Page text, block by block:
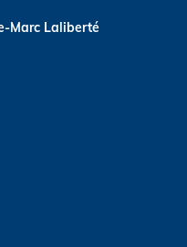
Marc Laliberté